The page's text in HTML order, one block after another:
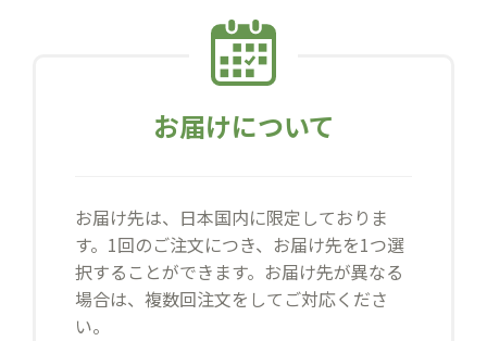
お届けについて
お届け先は、日本国内に限定しておりま
す。1回のご注文につき、お届け先を1つ選
択することができます。お届け先が異なる
場合は、複数回注文をしてご対応くださ
い。